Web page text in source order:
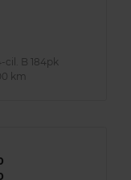
cil. B 184pk
km